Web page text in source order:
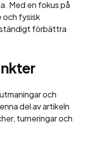
Med en fokus på
och fysisk
förbättra
och
del av artikeln
turneringar och